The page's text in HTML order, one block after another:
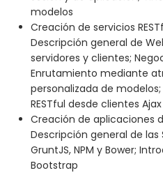
modelos
Creación de servicios
Descripción general de
servidores y clientes;
Enrutamiento mediante
personalizada de
RESTful desde clientes Ajax
Creación de aplicaciones
Descripción general de las
GruntJS, NPM y Bower;
Bootstrap